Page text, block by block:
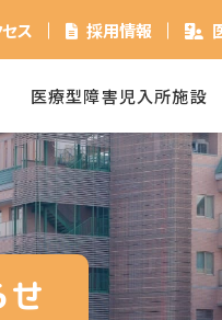
ス 採用情報
医療型障害児入所施設
せ